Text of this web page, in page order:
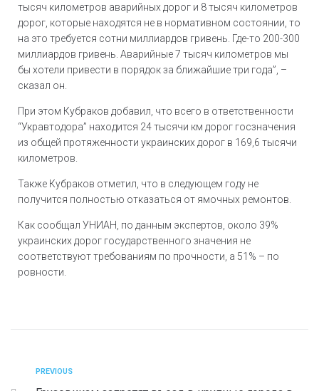
тысяч километров аварийных дорог и 8 тысяч километров
дорог, которые находятся не в нормативном состоянии, то
на это требуется сотни миллиардов гривень. Где-то 200-300
миллиардов гривень. Аварийные 7 тысяч километров мы
бы хотели привести в порядок за ближайшие три года”, –
сказал он.
При этом Кубраков добавил, что всего в ответственности
“Укравтодора” находится 24 тысячи км дорог госзначения
из общей протяженности украинских дорог в 169,6 тысячи
километров.
Также Кубраков отметил, что в следующем году не
получится полностью отказаться от ямочных ремонтов.
Как сообщал УНИАН, по данным экспертов, около 39%
украинских дорог государственного значения не
соответствуют требованиям по прочности, а 51% – по
ровности.
PREVIOUS